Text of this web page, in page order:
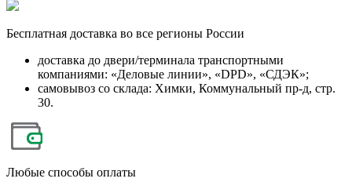
Бесплатная доставка во все регионы России
доставка до двери/терминала транспортными
компаниями: «Деловые линии», «DPD», «СДЭК»;
самовывоз со склада: Химки, Коммунальный пр-д, стр.
30.
Любые способы оплаты